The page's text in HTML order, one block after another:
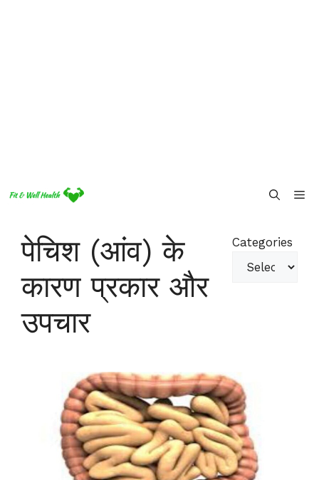
पेचिश (आंव) के
कारण प्रकार और
उपचार
Categories